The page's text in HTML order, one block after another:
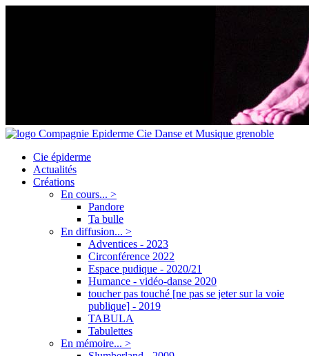
Cie épiderme
Actualités
Créations
En cours... >
Pandore
Ta bulle
En diffusion... >
Adventices - 2023
Circonférence 2022
Espace pudique - 2020/21
Humance - vidéo-danse 2020
toucher pas touché [ne pas se jeter sur la voie
publique] - 2019
TABULA
Tabulettes
En mémoire... >